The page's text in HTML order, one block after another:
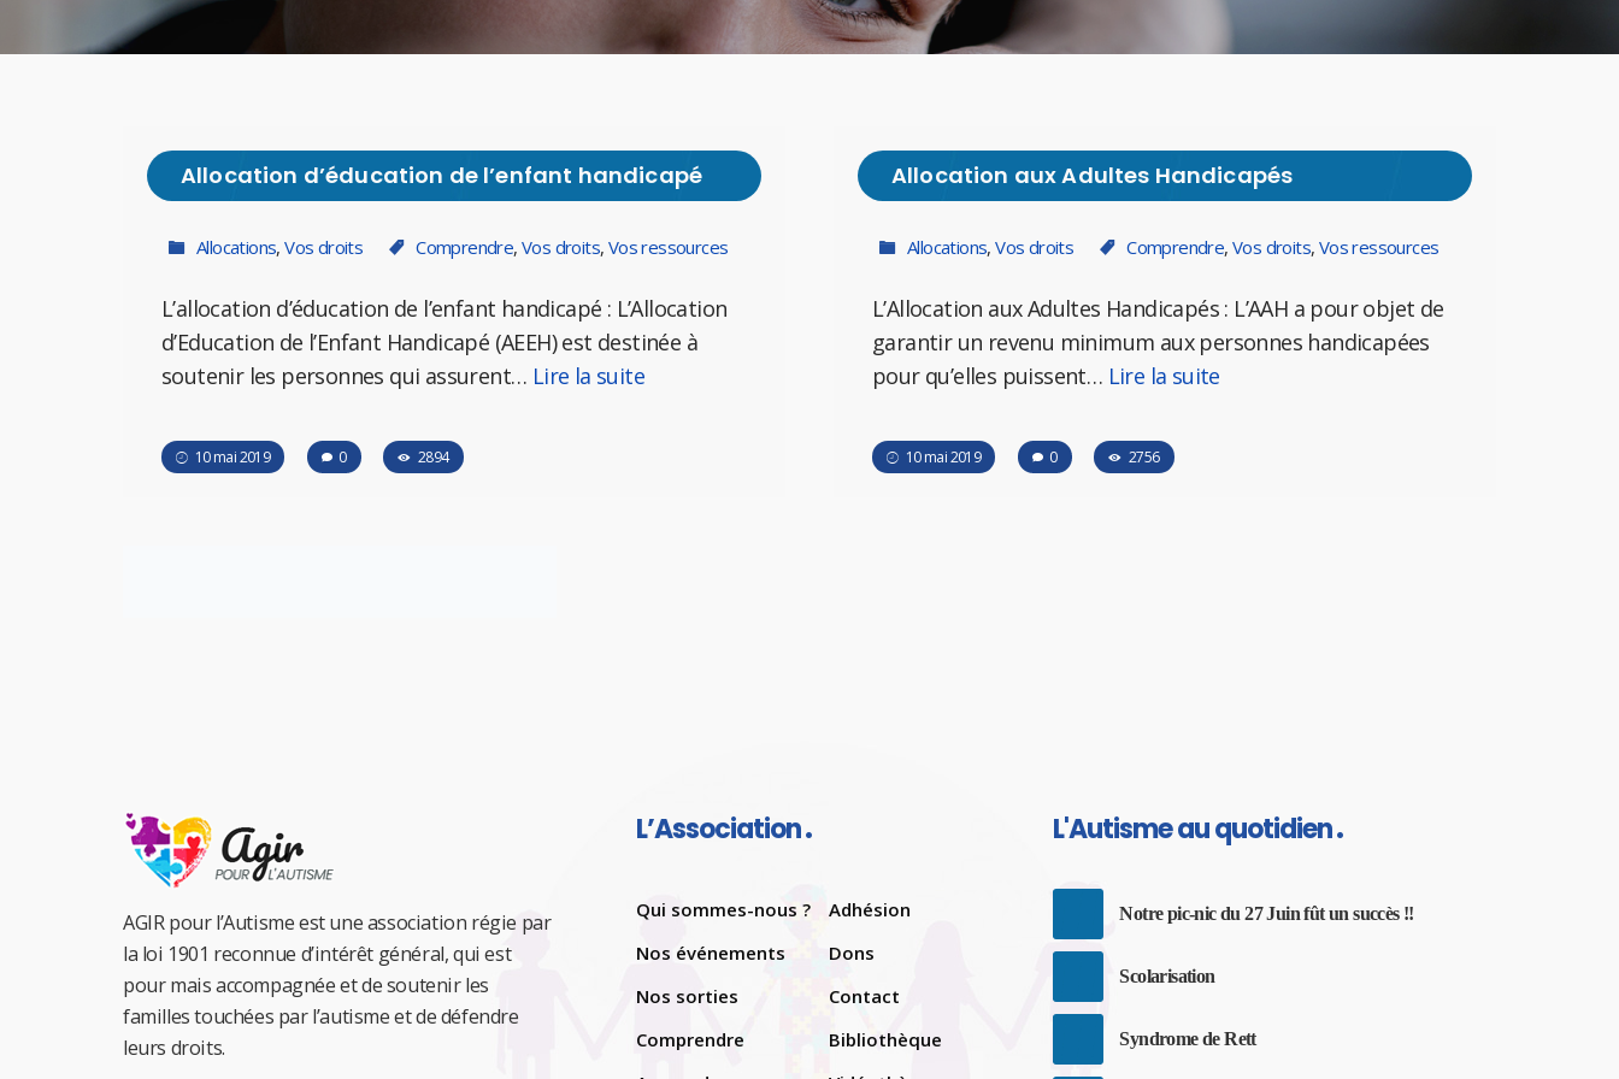
Allocation d’éducation de l’enfant handicapé
Allocations,Vos droits Comprendre,Vos droits, Vos ressources
L’allocation d’éducation de l’enfant handicapé : L’Allocation
d’Education de l’Enfant Handicapé (AEEH) est destinée à
soutenir les personnes qui assurent… Lire la suite
10 mai 2019 0 2894
Allocation aux Adultes Handicapés
Allocations,Vos droits Comprendre,Vos droits, Vos ressources
L’Allocation aux Adultes Handicapés : L’AAH a pour objet de
garantir un revenu minimum aux personnes handicapées
pour qu’elles puissent… Lire la suite
10 mai 2019 0 2756
AGIR pour l’Autisme est une association régie par
la loi 1901 reconnue d’intérêt général, qui est
pour mais accompagnée et de soutenir les
familles touchées par l’autisme et de défendre
leurs droits.
L’Association
Qui sommes-nous ?
Nos événements
Nos sorties
Comprendre
Adhésion
Dons
Contact
Bibliothèque
L'Autisme au quotidien
Notre pic-nic du 27 Juin fût un succès !!
Scolarisation
Syndrome de Rett